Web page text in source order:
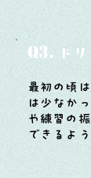
Q3. ド
最初の頃
は少なか
や練習の
できるよ